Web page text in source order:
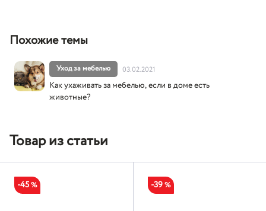
Похожие темы
Уход за мебелью 03.02.2021
Как ухаживать за мебелью, если в доме есть
животные?
Товар из статьи
-45% -39 %